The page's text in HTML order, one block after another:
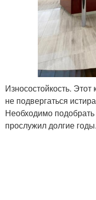
Износостойкость. Этот
не подвергаться
Необходимо
прослужил долгие